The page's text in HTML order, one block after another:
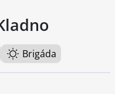
Brigáda